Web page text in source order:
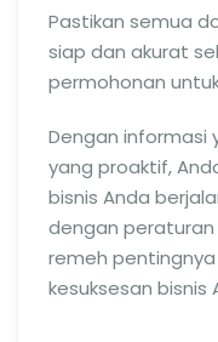
Pastikan semua
siap dan akurat
permohonan
Dengan
yang proaktif,
bisnis Anda
dengan
remeh
kesuksesan bisnis